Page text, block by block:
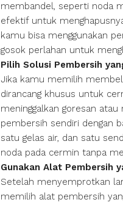
membandel, seperti noda
efektif untuk
kamu bisa menggunakan
gosok perlahan untuk
Pilih Solusi Pembersih
Jika kamu memilih
dirancang khusus untuk
meninggalkan goresan
pembersih sendiri dengan
satu gelas air, dan satu
noda pada cermin tanpa
Gunakan Alat Pembersih
Setelah menyemprotkan
memilih alat pembersih